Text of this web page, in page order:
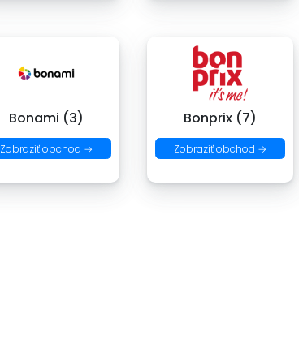
Bonami (3)
Zobraziť obchod →
Bonprix (7)
Zobraziť obchod →